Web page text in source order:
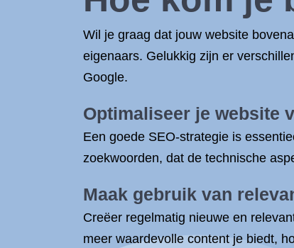
Wil je graag dat jouw website
eigenaars. Gelukkig zijn er
Google.
Optimaliseer je website
Een goede SEO-strategie is
zoekwoorden, dat de technische
Maak gebruik van
Creëer regelmatig nieuwe en
meer waardevolle content je biedt,